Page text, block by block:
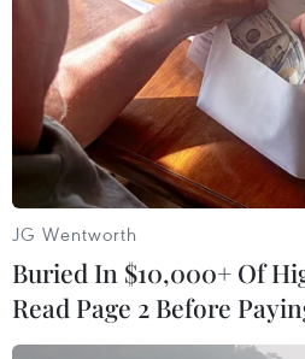
dựng công trình bảo vệ
quy hoạchchung, một số
thủy, tàu biển lưu thông
xà lan trái phép, gây hư
bờ… cũng gây ra hiện
rạch.
Năm 2011, trên địa bàn
đã xảy ra 9 vụ sạt lở
khoảng 4.556 m2, gây hư
JG Wentworth
Buried In $10,000+ Of
Read Page 2 Before